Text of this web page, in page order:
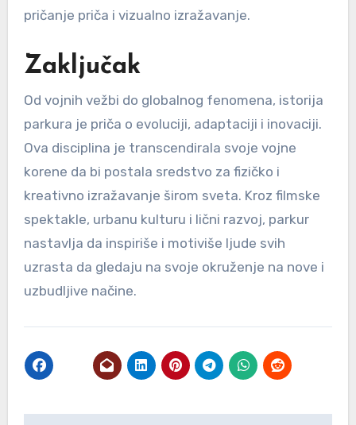
pričanje priča i vizualno izražavanje.
Zaključak
Od vojnih vežbi do globalnog fenomena, istorija
parkura je priča o evoluciji, adaptaciji i inovaciji.
Ova disciplina je transcendirala svoje vojne
korene da bi postala sredstvo za fizičko i
kreativno izražavanje širom sveta. Kroz filmske
spektakle, urbanu kulturu i lični razvoj, parkur
nastavlja da inspiriše i motiviše ljude svih
uzrasta da gledaju na svoje okruženje na nove i
uzbudljive načine.